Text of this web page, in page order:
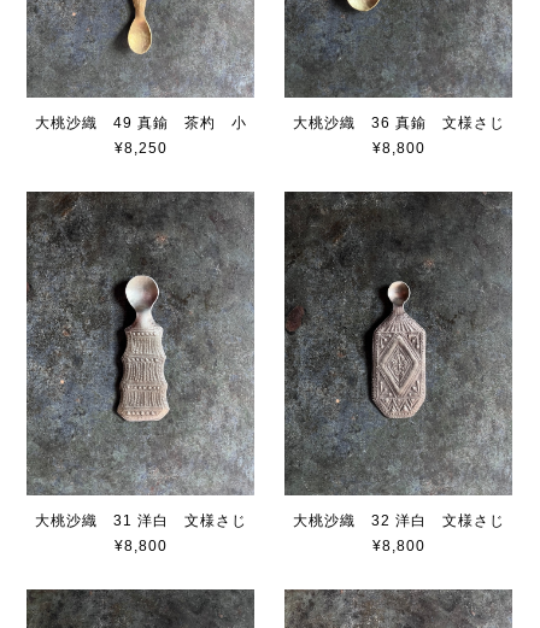
大桃沙織 49 真鍮 茶杓 小
¥8,250
大桃沙織 36 真鍮 文様さじ
¥8,800
大桃沙織 31 洋白 文様さじ
¥8,800
大桃沙織 32 洋白 文様さじ
¥8,800